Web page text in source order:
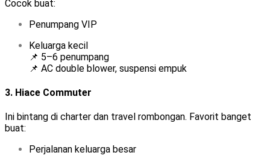
Cocok buat:
Penumpang VIP
Keluarga kecil
📌 5–6 penumpang
📌 AC double blower, suspensi empuk
3. Hiace Commuter
Ini bintang di charter dan travel rombongan. Favorit banget
buat:
Perjalanan keluarga besar